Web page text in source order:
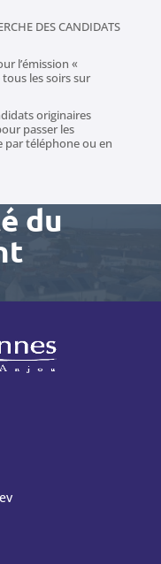
DES CANDIDATS
l’émission «
tous les soirs sur
originaires
passer les
par téléphone ou en
du